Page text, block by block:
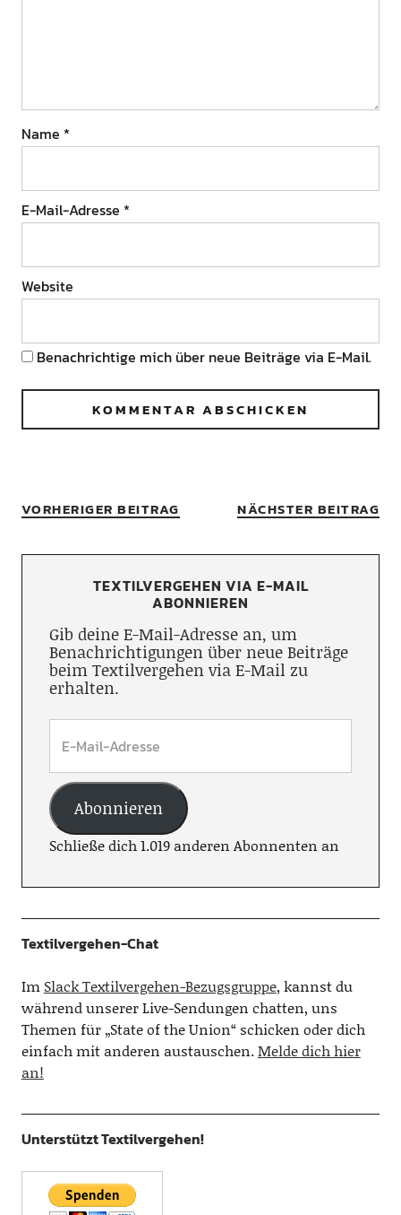
Name *
E-Mail-Adresse *
Website
Benachrichtige mich über neue Beiträge via E-Mail.
VORHERIGER BEITRAG NÄCHSTER BEITRAG
TEXTILVERGEHEN VIA E-MAIL
ABONNIEREN
Gib deine E-Mail-Adresse an, um
Benachrichtigungen über neue Beiträge
beim Textilvergehen via E-Mail zu
erhalten.
Abonnieren
Schließe dich 1.019 anderen Abonnenten an
Textilvergehen-Chat
Im Slack Textilvergehen-Bezugsgruppe, kannst du
während unserer Live-Sendungen chatten, uns
Themen für „State of the Union“ schicken oder dich
einfach mit anderen austauschen.Melde dich hier
an!
Unterstützt Textilvergehen!